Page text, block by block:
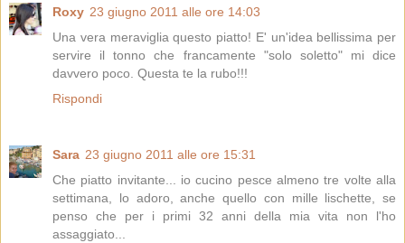
Roxy 23 giugno 2011 alle ore 14:03
Una vera meraviglia questo piatto! E' un'idea bellissima per
servire il tonno che francamente "solo soletto" mi dice
davvero poco. Questa te la rubo!!!
Rispondi
Sara 23 giugno 2011 alle ore 15:31
Che piatto invitante... io cucino pesce almeno tre volte alla
settimana, lo adoro, anche quello con mille lischette, se
penso che per i primi 32 anni della mia vita non l'ho
assaggiato...